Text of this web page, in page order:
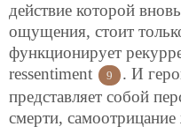
действие которой
ощущения, стоит
функционирует
ressentiment
9
. И
представляет собой
смерти,